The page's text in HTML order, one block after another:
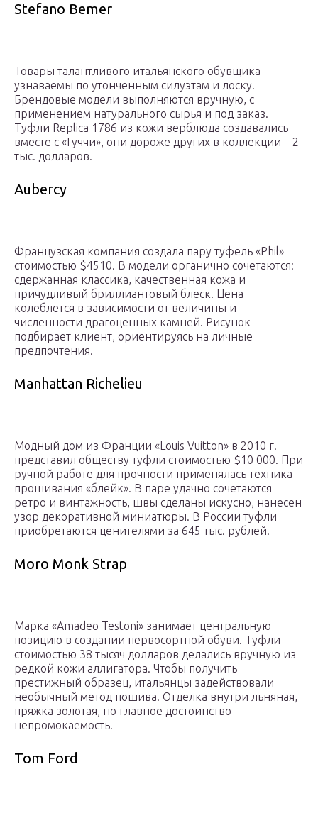
Stefano Bemer
Товары талантливого итальянского обувщика
узнаваемы по утонченным силуэтам и лоску.
Брендовые модели выполняются вручную, с
применением натурального сырья и под заказ.
Туфли Replica 1786 из кожи верблюда создавались
вместе с «Гуччи», они дороже других в коллекции – 2
тыс. долларов.
Aubercy
Французская компания создала пару туфель «Phil»
стоимостью $4510. В модели органично сочетаются:
сдержанная классика, качественная кожа и
причудливый бриллиантовый блеск. Цена
колеблется в зависимости от величины и
численности драгоценных камней. Рисунок
подбирает клиент, ориентируясь на личные
предпочтения.
Manhattan Richelieu
Модный дом из Франции «Louis Vuitton» в 2010 г.
представил обществу туфли стоимостью $10 000. При
ручной работе для прочности применялась техника
прошивания «блейк». В паре удачно сочетаются
ретро и винтажность, швы сделаны искусно, нанесен
узор декоративной миниатюры. В России туфли
приобретаются ценителями за 645 тыс. рублей.
Moro Monk Strap
Марка «Amadeo Testoni» занимает центральную
позицию в создании первосортной обуви. Туфли
стоимостью 38 тысяч долларов делались вручную из
редкой кожи аллигатора. Чтобы получить
престижный образец, итальянцы задействовали
необычный метод пошива. Отделка внутри льняная,
пряжка золотая, но главное достоинство –
непромокаемость.
Tom Ford